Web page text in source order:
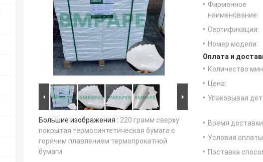
Большие изображения : 220 грамм сверху
покрытая термосинтетическая бумага с
горячим плавлением термопрокатной
бумаги
Фирменное
наименование:
Сертификация:
Номер модели:
Оплата и
Количество мин
Цена:
Упаковывая
Время
Условия
Поставка